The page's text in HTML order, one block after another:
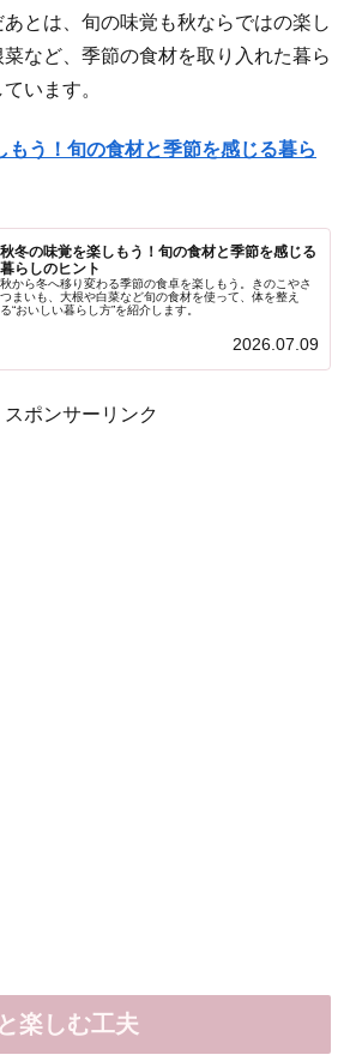
とは、旬の味覚も秋ならではの楽し
など、季節の食材を取り入れた暮ら
います。
もう！旬の食材と季節を感じる暮ら
秋冬の味覚を楽しもう！旬の食材と季節を感じる
暮らしのヒント
秋から冬へ移り変わる季節の食卓を楽しもう。きのこやさ
つまいも、大根や白菜など旬の食材を使って、体を整え
る“おいしい暮らし方”を紹介します。
2026.07.09
スポンサーリンク
楽しむ工夫